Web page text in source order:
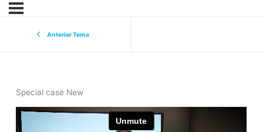
Anterior Tema
Special case New